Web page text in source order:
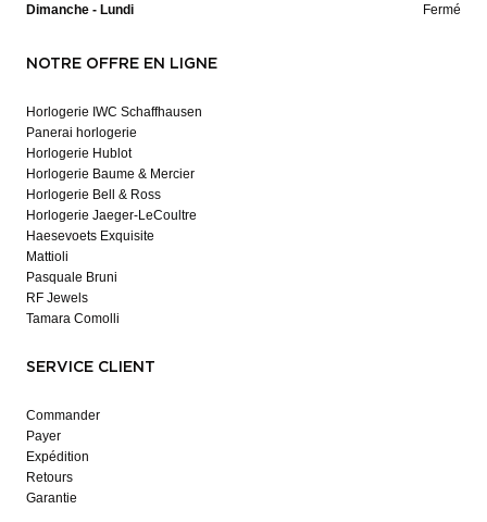
Dimanche - Lundi Fermé
NOTRE OFFRE EN LIGNE
Horlogerie IWC Schaffhausen
Panerai horlogerie
Horlogerie Hublot
Horlogerie Baume & Mercier
Horlogerie Bell & Ross
Horlogerie Jaeger-LeCoultre
Haesevoets Exquisite
Mattioli
Pasquale Bruni
RF Jewels
Tamara Comolli
SERVICE CLIENT
Commander
Payer
Expédition
Retours
Garantie